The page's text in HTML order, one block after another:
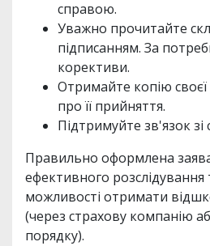
справою.
Уважно прочитайте
підписанням. За
корективи.
Отримайте копію своєї
про її прийняття.
Підтримуйте зв'язок зі
Правильно оформлена
ефективного розслідування
можливості отримати
(через страхову компанію
порядку).